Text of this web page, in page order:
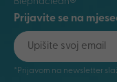
Prijavite se na
*Prijavom na newsletter